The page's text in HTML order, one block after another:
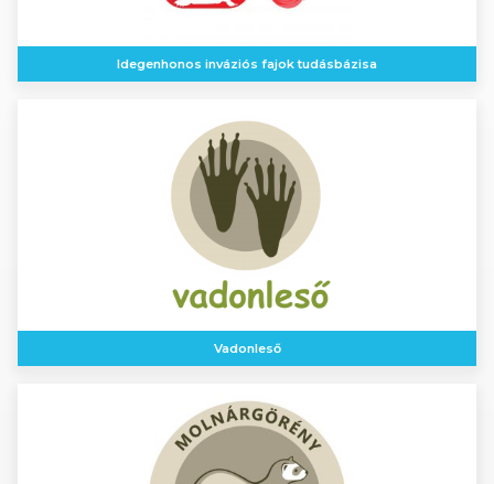
Idegenhonos inváziós fajok tudásbázisa
Vadonleső